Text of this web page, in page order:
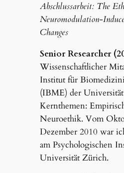
Abschlussarbeit: The
Neuromodulation-
Changes
Senior Researcher
Wissenschaftlicher
Institut für
(IBME) der
Kernthemen:
Neuroethik. Vom
Dezember 2010 war
am Psychologischen
Universität Zürich.